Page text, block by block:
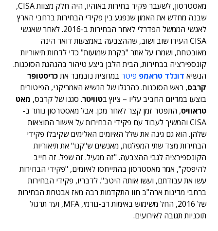
מאסטרסון, לשעבר פקיד בחירות באוהיו, היה חלק מצוות CISA,
שבנה מחדש את האמון שנפגע בין פקידי הבחירות ברחבי הארץ
לאנשי הממשל הפדרלי לאחר הבחירות ב-2016. לאחר שאנשי
CISA העידו שוב ושוב, שההצבעה באמצעות דואר הינה
מאובטחת, ושמרו על אתר "בקרת שמועות" כדי לדחות תיאוריות
קונספירציה בבחירות, הבית הלבן ביצע טיהור בהנהגת הסוכנות.
הנשיא דונלד טראמפ פיטר במחצית נובמבר אתכריסטופר
קרבס, ראש הסוכנות. כהרגלו של הנשיא האמריקני, הפיטורים
בוצעו במדיום החביב עליו – ציוץ בטוויטר. סגנו של קרבס, מאט
טראוויס, התפטר זמן קצר לאחר מכן. אבל מאסטרסון נותר ב-
CISA והמשיך לעבוד עם פקידי הבחירות על אישור התוצאות
שלהן. הוא גם גינה את שלל האיומים האלימים שקיבלו פקידי
הבחירות מצד שתי המפלגות, מאנשים ש"קנו" את תיאוריות
הקונספירציה לגבי ההצבעה. "זה מגעיל. זה שפל. זה חייב
להיפסק", אמר מאסטרסון בהתייחסו לאיומים, "פקידי הבחירות
עשו את עבודתם, ועשו אותה היטב". לדבריו, פקידי הבחירות
ברחבי מדינות ארה"ב חוו התקדמות רבה מאז אבטחת הבחירות
של 2016, החל משימוש באימות רב-גורמי, MFA, ועד תרגול
תוכניות תגובה לאירועים.